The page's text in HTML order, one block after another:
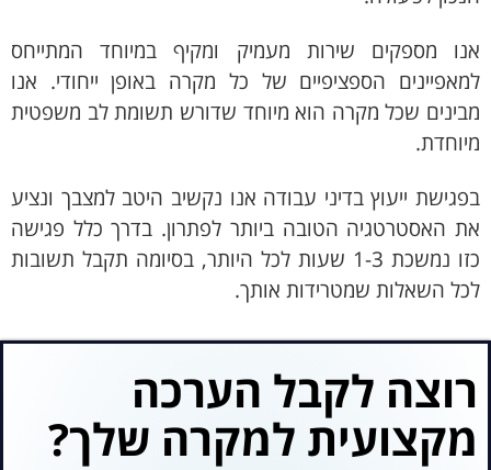
אנו מספקים שירות מעמיק ומקיף במיוחד המתייחס
למאפיינים הספציפיים של כל מקרה באופן ייחודי. אנו
מבינים שכל מקרה הוא מיוחד שדורש תשומת לב משפטית
מיוחדת.
בפגישת ייעוץ בדיני עבודה אנו נקשיב היטב למצבך ונציע
את האסטרטגיה הטובה ביותר לפתרון. בדרך כלל פגישה
כזו נמשכת 1-3 שעות לכל היותר, בסיומה תקבל תשובות
לכל השאלות שמטרידות אותך.
רוצה לקבל הערכה
מקצועית למקרה שלך?